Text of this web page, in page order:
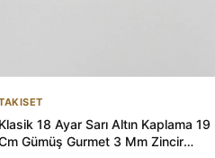
Klasik 18 Ayar Sarı Altın Kaplama 19
Gümüş Gurmet 3 Mm Zincir